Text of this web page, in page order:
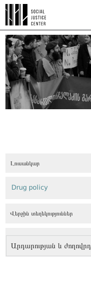
Լուսանկար
Արդարության և
Drug policy
Վերջին տեղեկություններ